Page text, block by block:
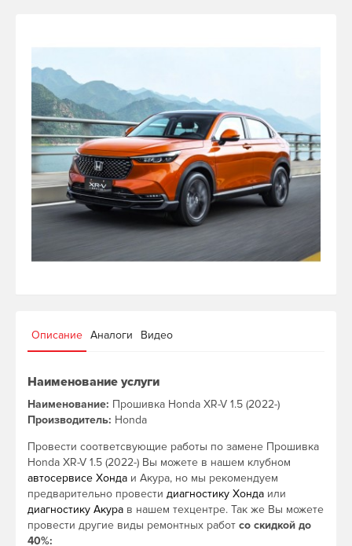
Описание Аналоги Видео
Наименование услуги
Наименование: Прошивка Honda XR-V 1.5 (2022-)
Производитель: Honda
Провести соответсвующие работы по замене Прошивка
Honda XR-V 1.5 (2022-) Вы можете в нашем клубном
автосервисе Хонда и Акура, но мы рекомендуем
предварительно провести диагностику Хонда или
диагностику Акура в нашем техцентре. Так же Вы можете
провести другие виды ремонтных работ со скидкой до
40%: